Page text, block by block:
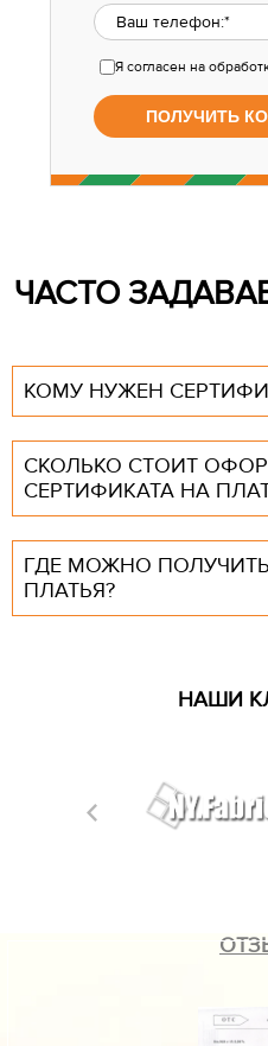
Я согласен на
ЧАСТО
КОМУ НУЖЕН
СКОЛЬКО СТОИТ
СЕРТИФИКАТА НА
ГДЕ МОЖНО
ПЛАТЬЯ?
НАШИ